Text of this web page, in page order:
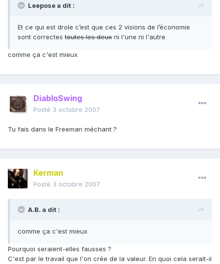
Leepose a dit :
Et ce qui est drole c’est que ces 2 visions de l’économie
sont correctestoutes les deux ni l'une ni l'autre
comme ça c'est mieux
DiabloSwing
Posté 3 octobre 2007
Tu fais dans le Freeman méchant ?
Kerman
Posté 3 octobre 2007
A.B. a dit :
comme ça c'est mieux
Pourquoi seraient-elles fausses ?
C'est par le travail que l'on crée de la valeur. En quoi cela serait-il